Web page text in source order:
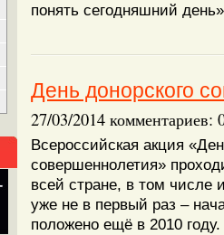
понять сегодняшний день»
День донорского
27/03/2014 комментариев:
Всероссийская акция
совершеннолетия»
всей стране, в том числе
уже не в первый раз –
положено ещё в 2010 году.